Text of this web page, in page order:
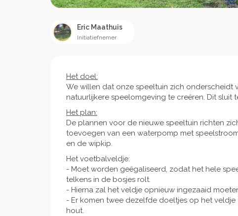
Eric Maathuis
Initiatiefnemer
Het doel:
We willen dat onze speeltuin zich onderscheidt
natuurlijkere speelomgeving te creëren. Dit sluit
Het plan:
De plannen voor de nieuwe speeltuin richten
toevoegen van een waterpomp met
en de wipkip.
Het voetbalveldje:
- Moet worden geëgaliseerd, zodat het hele
telkens in de bosjes rolt.
- Hierna zal het veldje opnieuw ingezaaid
- Er komen twee dezelfde doeltjes op het
hout.